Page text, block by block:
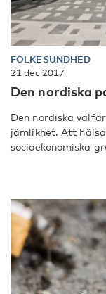
FOLKESUNDHED
21 dec 2017
Den nordiska
Den nordiska
jämlikhet. Att
socioekonomiska